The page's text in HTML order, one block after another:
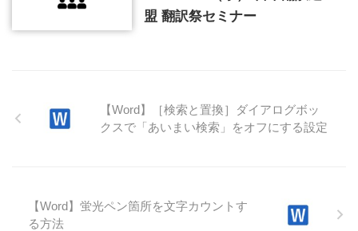
盟 翻訳祭セミナー
【Word】［検索と置換］ダイアログボッ
クスで「あいまい検索」をオフにする設定
【Word】蛍光ペン箇所を文字カウントす
る方法